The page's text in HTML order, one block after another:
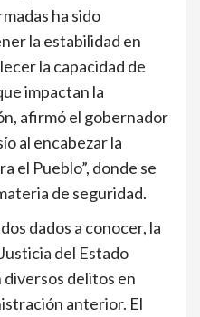
ha sido
la estabilidad en
la capacidad de
impactan la
afirmó el gobernador
al encabezar la
el Pueblo”, donde se
de seguridad.
dados a conocer, la
del Estado
delitos en
anterior. El